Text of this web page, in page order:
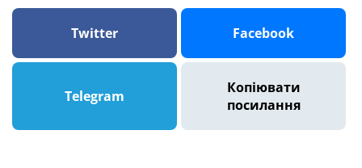
Twitter Facebook
Telegram
Копіювати
посилання